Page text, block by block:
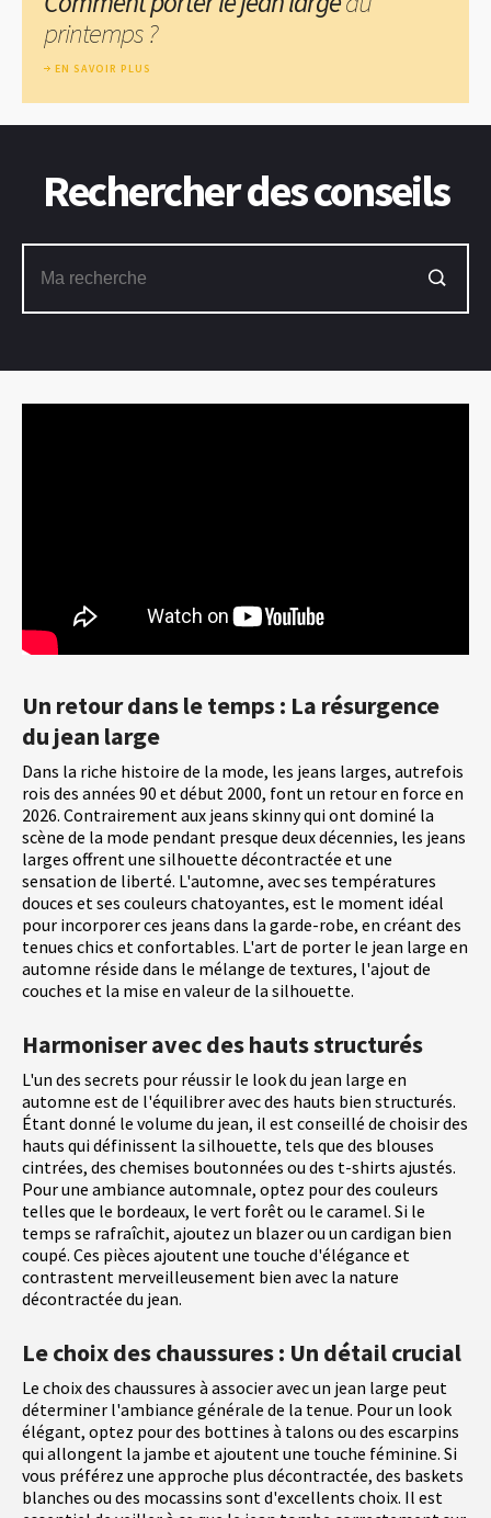
Un retour dans le temps : La résurgence
du jean large
Dans la riche histoire de la mode, les jeans larges, autrefois
rois des années 90 et début 2000, font un retour en force en
2026. Contrairement aux jeans skinny qui ont dominé la
scène de la mode pendant presque deux décennies, les jeans
larges offrent une silhouette décontractée et une
sensation de liberté. L'automne, avec ses températures
douces et ses couleurs chatoyantes, est le moment idéal
pour incorporer ces jeans dans la garde-robe, en créant des
tenues chics et confortables. L'art de porter le jean large en
automne réside dans le mélange de textures, l'ajout de
couches et la mise en valeur de la silhouette.
Harmoniser avec des hauts structurés
L'un des secrets pour réussir le look du jean large en
automne est de l'équilibrer avec des hauts bien structurés.
Étant donné le volume du jean, il est conseillé de choisir des
hauts qui définissent la silhouette, tels que des blouses
cintrées, des chemises boutonnées ou des t-shirts ajustés.
Pour une ambiance automnale, optez pour des couleurs
telles que le bordeaux, le vert forêt ou le caramel. Si le
temps se rafraîchit, ajoutez un blazer ou un cardigan bien
coupé. Ces pièces ajoutent une touche d'élégance et
contrastent merveilleusement bien avec la nature
décontractée du jean.
Le choix des chaussures : Un détail crucial
Le choix des chaussures à associer avec un jean large peut
déterminer l'ambiance générale de la tenue. Pour un look
élégant, optez pour des bottines à talons ou des escarpins
qui allongent la jambe et ajoutent une touche féminine. Si
vous préférez une approche plus décontractée, des baskets
blanches ou des mocassins sont d'excellents choix. Il est
printemps ?
EN SAVOIR PLUS
Rechercher des conseils